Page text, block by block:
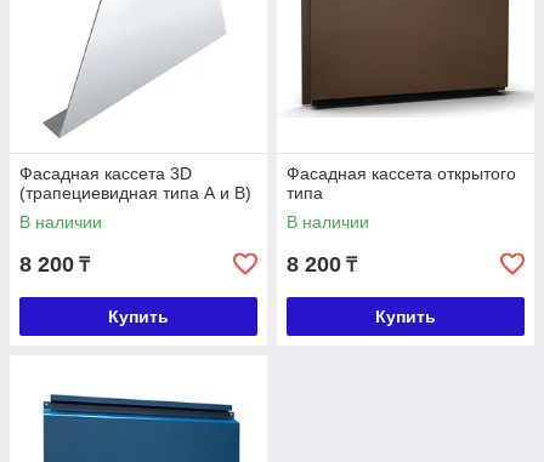
Фасадная кассета 3D
(трапециевидная типа А и В)
В наличии
8 200 ₸
Купить
Фасадная кассета открытого
типа
В наличии
8 200 ₸
Купить